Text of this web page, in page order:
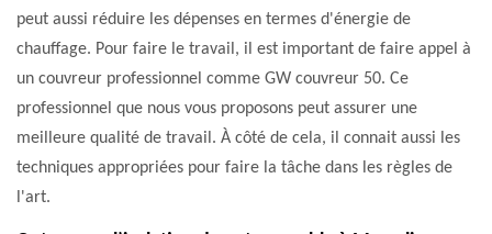
peut aussi réduire les dépenses en termes d'énergie de
chauffage. Pour faire le travail, il est important de faire appel à
un couvreur professionnel comme GW couvreur 50. Ce
professionnel que nous vous proposons peut assurer une
meilleure qualité de travail. À côté de cela, il connait aussi les
techniques appropriées pour faire la tâche dans les règles de
l'art.